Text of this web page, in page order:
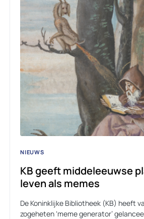
NIEUWS
KB geeft middeleeuwse
leven als memes
De Koninklijke Bibliotheek (KB) heeft
zogeheten ‘meme generator’